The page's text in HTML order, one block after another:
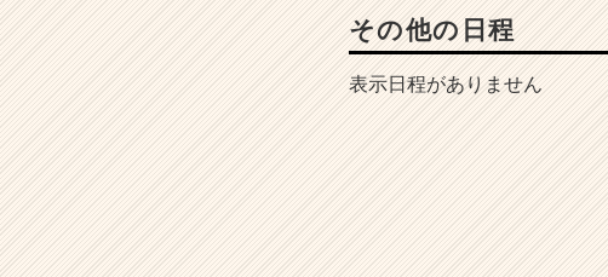
その他の日程
表示日程がありません